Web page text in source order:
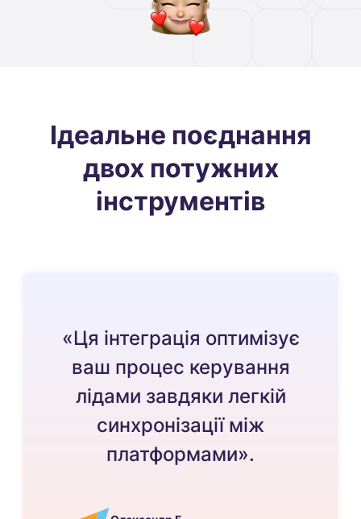
Ідеальне поєднання
двох потужних
інструментів
«Ця інтеграція оптимізує
ваш процес керування
лідами завдяки легкій
синхронізації між
платформами».